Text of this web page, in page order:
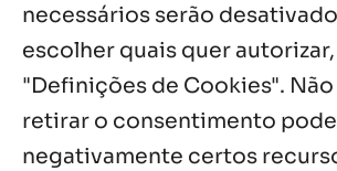
necessários serão
escolher quais quer
"Definições de Cookies".
retirar o consentimento
negativamente certos
Notícias por Categoria